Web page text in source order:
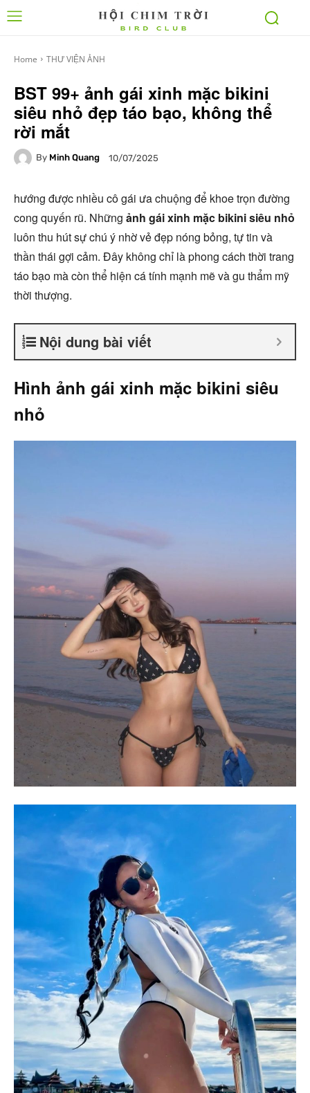
Home THƯ VIỆN ẢNH
BST 99+ ảnh gái xinh mặc bikini
siêu nhỏ đẹp táo bạo, không thể
rời mắt
By Minh Quang 10/07/2025
hướng được nhiều cô gái ưa chuộng để khoe trọn đường
cong quyến rũ. Những ảnh gái xinh mặc bikini siêu nhỏ
luôn thu hút sự chú ý nhờ vẻ đẹp nóng bỏng, tự tin và
thần thái gợi cảm. Đây không chỉ là phong cách thời trang
táo bạo mà còn thể hiện cá tính mạnh mẽ và gu thẩm mỹ
thời thượng.
Nội dung bài viết
Hình ảnh gái xinh mặc bikini siêu
nhỏ